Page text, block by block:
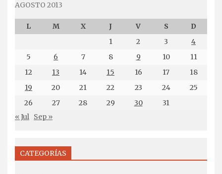
AGOSTO 2013
L M X J V S
D
1
2 3
4
5
6 7 8 9 10
11
12
13 14 15 16 17
18
19
20 21 22 23 24
25
26
27 28 29 30
31
« Jul Sep »
CATEGORÍAS